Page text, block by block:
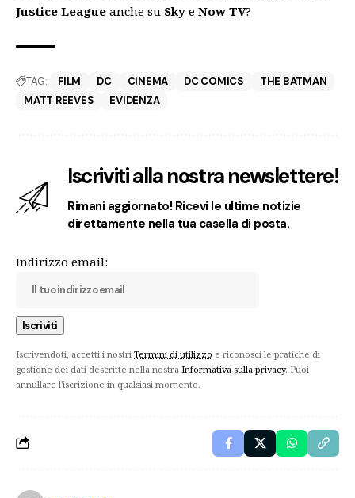
Justice League anche su Sky e Now TV?
TAG: FILM DC CINEMA DC COMICS
THE BATMAN
MATT REEVES
EVIDENZA
Iscriviti alla nostra newslettere!
Rimani aggiornato! Ricevi le ultime notizie
direttamente nella tua casella di posta.
Indirizzo email:
Iscrivendoti, accetti i nostri Termini di utilizzo e riconosci le pratiche di
gestione dei dati descritte nella nostra Informativa sulla privacy. Puoi
annullare l'iscrizione in qualsiasi momento.